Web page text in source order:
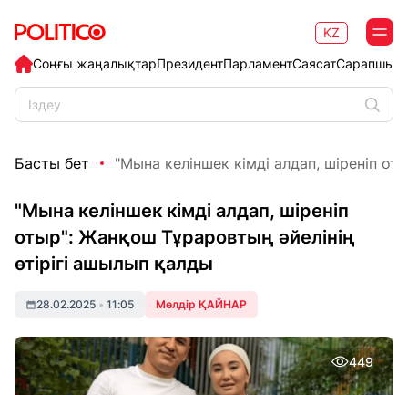
Соңғы жаңалықтарПрезидентПарламентСаясат
KZ
Басты бет "Мына келіншек кімді алдап, шіреніп
"Мына келіншек кімді алдап, шіреніп
отыр": Жанқош Тұраровтың әйелінің
өтірігі ашылып қалды
28.02.2025 • 11:05 Мөлдір ҚАЙНАР
449